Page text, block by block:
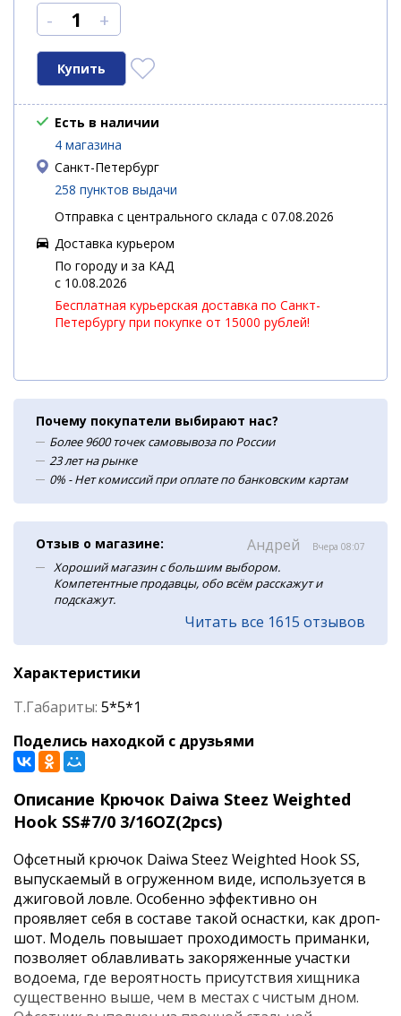
- +
Есть в наличии
4 магазина
Санкт-Петербург
258 пунктов выдачи
Отправка с центрального склада с 07.08.2026
Доставка курьером
По городу и за КАД
c 10.08.2026
Бесплатная курьерская доставка по Санкт-
Петербургу при покупке от 15000 рублей!
Почему покупатели выбирают нас?
Более 9600 точек самовывоза по России
23 лет на рынке
0% - Нет комиссий при оплате по банковским картам
Отзыв о магазине: Андрей Вчера 08:07
Хороший магазин с большим выбором.
Компетентные продавцы, обо всём расскажут и
подскажут.
Читать все 1615 отзывов
Характеристики
Т.Габариты: 5*5*1
Поделись находкой с друзьями
Описание Крючок Daiwa Steez Weighted
Hook SS#7/0 3/16OZ(2pcs)
Офсетный крючок Daiwa Steez Weighted Hook SS,
выпускаемый в огруженном виде, используется в
джиговой ловле. Особенно эффективно он
проявляет себя в составе такой оснастки, как дроп-
шот. Модель повышает проходимость приманки,
позволяет облавливать закоряженные участки
водоема, где вероятность присутствия хищника
существенно выше, чем в местах с чистым дном.